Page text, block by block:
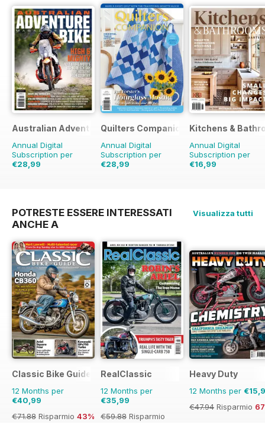
Australian Adventure Bike
Annual Digital
Subscription per
€28,99
Quilters Companion
Annual Digital
Subscription per
€28,99
Kitchens &
Annual Digital
Subscription per
€16,99
POTRESTE ESSERE INTERESSATI
ANCHE A
Visualizza tutti
Classic Bike Guide
12 Months per
€40,99
€71.88 Risparmio 43%
RealClassic
12 Months per
€35,99
€59.88 Risparmio
Heavy Duty
12 Months per
€47.94 Risparmio